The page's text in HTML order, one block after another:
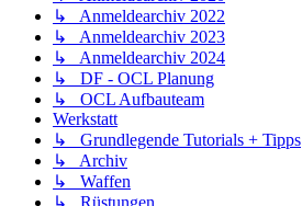
↳ Anmeldearchiv 2022
↳ Anmeldearchiv 2023
↳ Anmeldearchiv 2024
↳ DF - OCL Planung
↳ OCL Aufbauteam
Werkstatt
↳ Grundlegende Tutorials + Tipps
↳ Archiv
↳ Waffen